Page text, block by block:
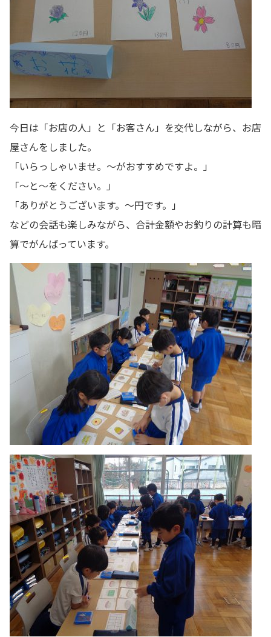
今日は「お店の人」と「お客さん」を交代しながら、お店
屋さんをしました。
「いらっしゃいませ。～がおすすめですよ。」
「～と～をください。」
「ありがとうございます。～円です。」
などの会話も楽しみながら、合計金額やお釣りの計算も暗
算でがんばっています。